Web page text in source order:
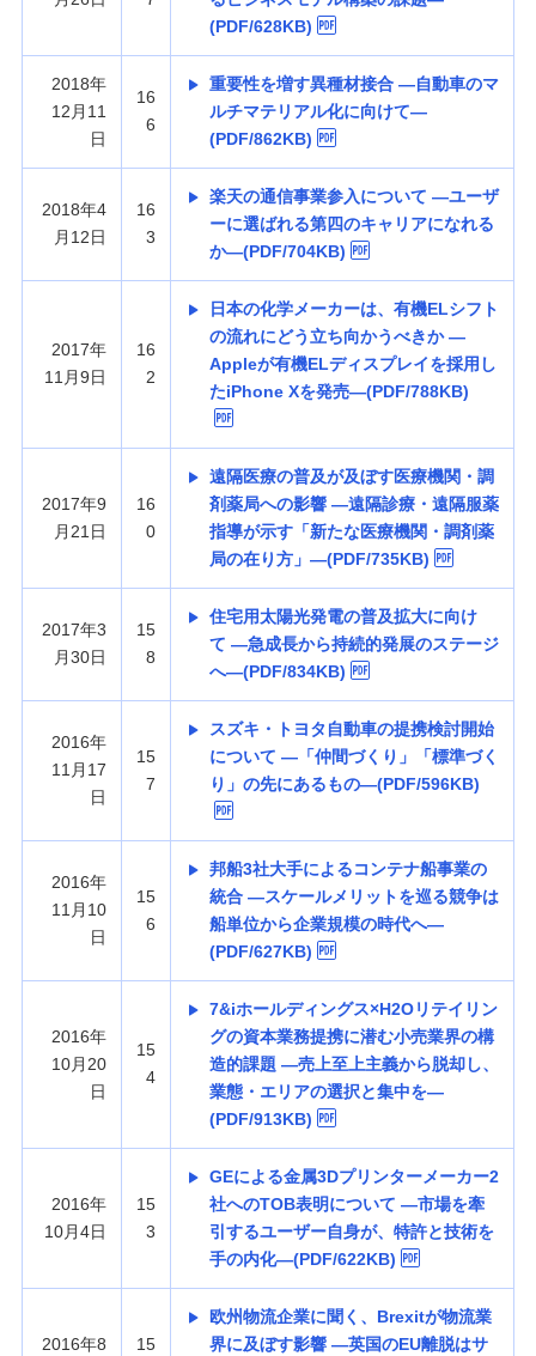
(PDF/628KB)
2018年
12月11
日
16
6
重要性を増す異種材接合 —自動車のマ
ルチマテリアル化に向けて—
(PDF/862KB)
2018年4
月12日
16
3
楽天の通信事業参入について —ユーザ
ーに選ばれる第四のキャリアになれる
か—(PDF/704KB)
2017年
11月9日
16
2
日本の化学メーカーは、有機ELシフト
の流れにどう立ち向かうべきか —
Appleが有機ELディスプレイを採用し
たiPhone Xを発売—(PDF/788KB)
2017年9
月21日
16
0
遠隔医療の普及が及ぼす医療機関・調
剤薬局への影響 —遠隔診療・遠隔服薬
指導が示す「新たな医療機関・調剤薬
局の在り方」—(PDF/735KB)
2017年3
月30日
15
8
住宅用太陽光発電の普及拡大に向け
て —急成長から持続的発展のステージ
へ—(PDF/834KB)
2016年
11月17
日
15
7
スズキ・トヨタ自動車の提携検討開始
について —「仲間づくり」「標準づく
り」の先にあるもの—(PDF/596KB)
2016年
11月10
日
15
6
邦船3社大手によるコンテナ船事業の
統合 —スケールメリットを巡る競争は
船単位から企業規模の時代へ—
(PDF/627KB)
2016年
10月20
日
15
4
7&iホールディングス×H2Oリテイリン
グの資本業務提携に潜む小売業界の構
造的課題 —売上至上主義から脱却し、
業態・エリアの選択と集中を—
(PDF/913KB)
2016年
10月4日
15
3
GEによる金属3Dプリンターメーカー2
社へのTOB表明について —市場を牽
引するユーザー自身が、特許と技術を
手の内化—(PDF/622KB)
2016年8
15
欧州物流企業に聞く、Brexitが物流業
界に及ぼす影響 —英国のEU離脱はサ